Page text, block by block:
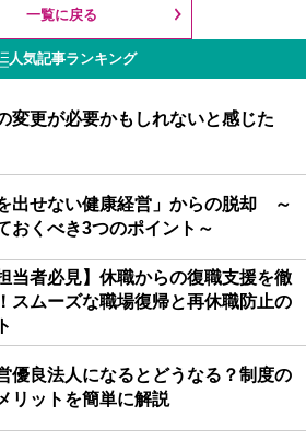
一覧に戻る
人気記事ランキング
変更が必要かもしれないと感じた
を出せない健康経営」からの脱却 ～
おくべき3つのポイント～
当者必見】休職からの復職支援を徹
スムーズな職場復帰と再休職防止の
優良法人になるとどうなる？制度の
リットを簡単に解説